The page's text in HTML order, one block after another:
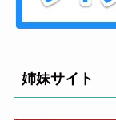
姉妹サイト